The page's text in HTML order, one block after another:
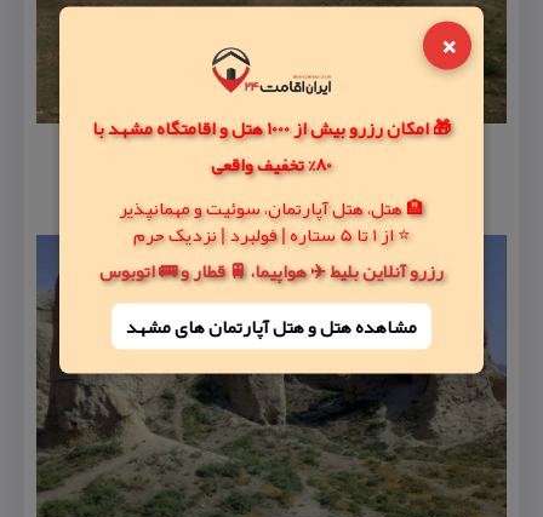
×
🎁 امکان رزرو بیش از 1000 هتل و اقامتگاه مشهد با
80% تخفیف واقعی
🏨 هتل، هتل آپارتمان، سوئیت و مهمانپذیر
⭐ از 1 تا 5 ستاره | فولبرد | نزدیک حرم
رزرو آنلاین بلیط ✈️ هواپیما، 🚆 قطار و 🚌 اتوبوس
مشاهده هتل و هتل‌ آپارتمان های مشهد